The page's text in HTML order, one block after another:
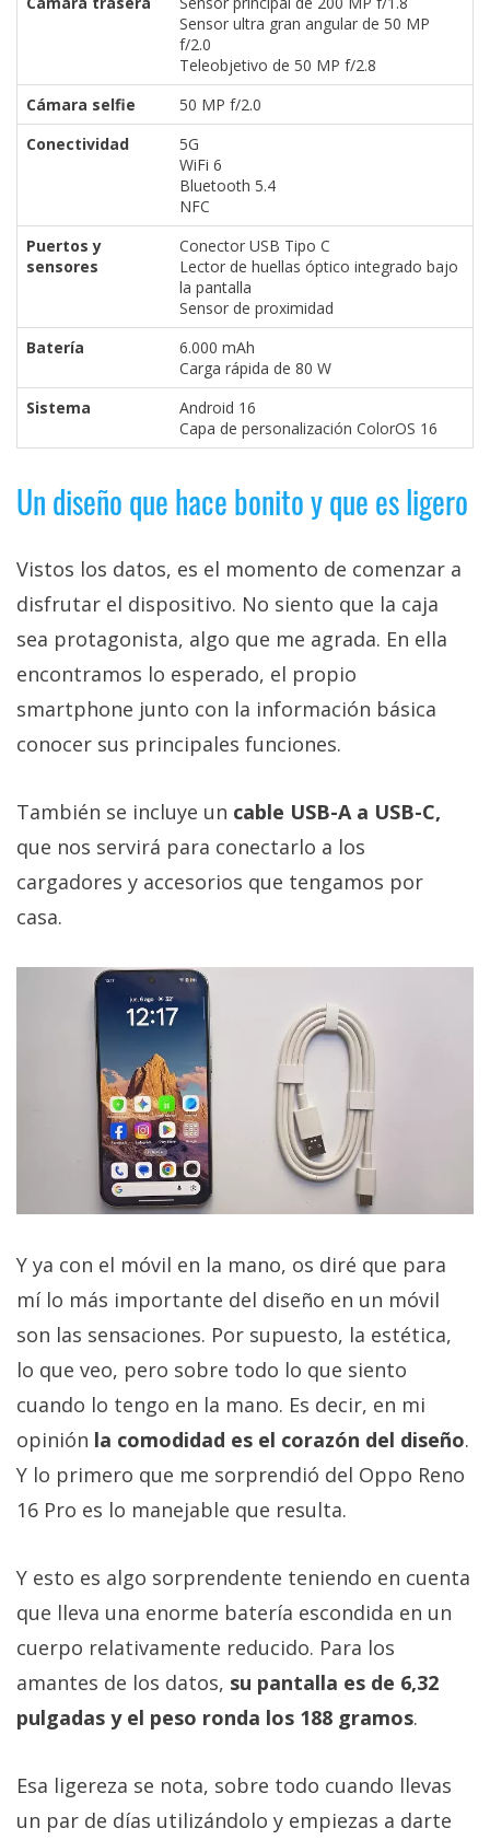
Sensor ultra gran angular de 50 MP
f/2.0
Teleobjetivo de 50 MP f/2.8
Cámara selfie
50 MP f/2.0
Conectividad
5G
WiFi 6
Bluetooth 5.4
NFC
Puertos y
sensores
Conector USB Tipo C
Lector de huellas óptico integrado bajo
la pantalla
Sensor de proximidad
Batería
6.000 mAh
Carga rápida de 80 W
Sistema
Android 16
Capa de personalización ColorOS 16
Un diseño que hace bonito y que es ligero
Vistos los datos, es el momento de comenzar a
disfrutar el dispositivo. No siento que la caja
sea protagonista, algo que me agrada. En ella
encontramos lo esperado, el propio
smartphone junto con la información básica
conocer sus principales funciones.
También se incluye un cable USB-A a USB-C,
que nos servirá para conectarlo a los
cargadores y accesorios que tengamos por
casa.
Y ya con el móvil en la mano, os diré que para
mí lo más importante del diseño en un móvil
son las sensaciones. Por supuesto, la estética,
lo que veo, pero sobre todo lo que siento
cuando lo tengo en la mano. Es decir, en mi
opinión la comodidad es el corazón del diseño.
Y lo primero que me sorprendió del Oppo Reno
16 Pro es lo manejable que resulta.
Y esto es algo sorprendente teniendo en cuenta
que lleva una enorme batería escondida en un
cuerpo relativamente reducido. Para los
amantes de los datos, su pantalla es de 6,32
pulgadas y el peso ronda los 188 gramos.
Esa ligereza se nota, sobre todo cuando llevas
un par de días utilizándolo y empiezas a darte